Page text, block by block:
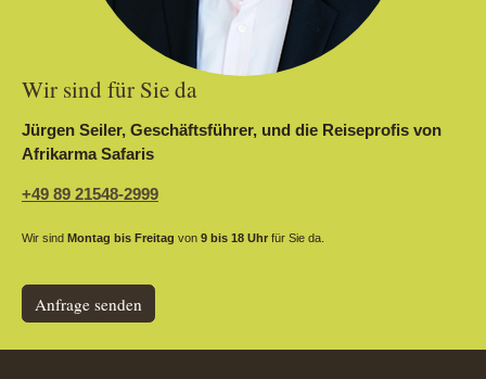
Wir sind für Sie da
Jürgen Seiler, Geschäftsführer, und die Reiseprofis von
Afrikarma Safaris
+49 89 21548-2999
Wir sind Montag bis Freitag von 9 bis 18 Uhr für Sie da.
Anfrage senden